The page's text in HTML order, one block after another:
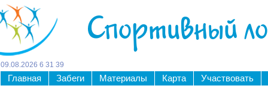
Спортивный
09 08 2026 6 31 39
Главная Забеги Материалы Карта Участвовать